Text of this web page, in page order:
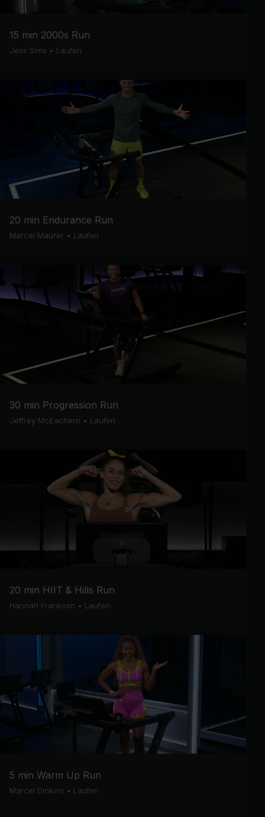
15 min 2000s Run
Jess Sims • Laufen
20 min Endurance Run
Marcel Maurer • Laufen
30 min Progression Run
Jeffrey McEachern • Laufen
20 min HIIT & Hills Run
Hannah Frankson • Laufen
5 min Warm Up Run
Marcel Dinkins • Laufen